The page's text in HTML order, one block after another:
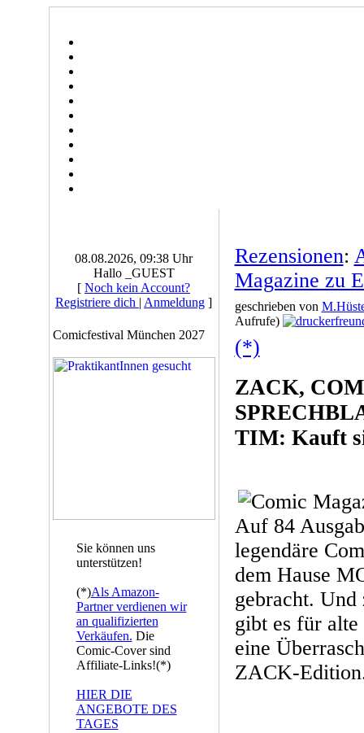
08.08.2026, 09:38 Uhr
Hallo _GUEST
[ Noch kein Account?
Registriere dich | Anmeldung ]
Comicfestival München 2027
Sie können uns
unterstützen!
(*)Als Amazon-
Partner verdienen wir
an qualifizierten
Verkäufen. Die
Comic-Cover sind
Affiliate-Links!(*)
HIER DIE
ANGEBOTE DES
TAGES
Rezensionen:
Magazine zu
geschrieben von
Aufrufe)
(*)
ZACK,
TIM: Kauft
Auf 84
legendäre
dem Hause
gebracht. Und
gibt es für
eine
ZACK-